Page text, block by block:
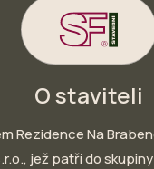
O staviteli
Rezidence Na
jež patří do skupiny